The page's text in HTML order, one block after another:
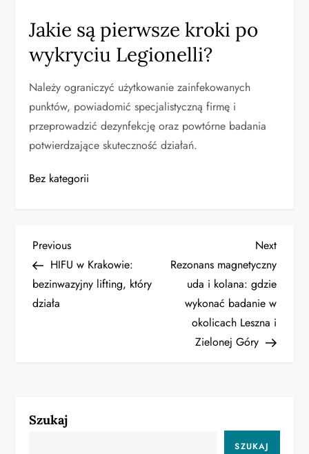
Jakie są pierwsze kroki po
wykryciu Legionelli?
Należy ograniczyć użytkowanie zainfekowanych
punktów, powiadomić specjalistyczną firmę i
przeprowadzić dezynfekcję oraz powtórne badania
potwierdzające skuteczność działań.
Bez kategorii
N
a
w
c
Previous
Post
Previous
HIFU w Krakowie:
bezinwazyjny lifting, który
działa
Next
Post
Next
Rezonans magnetyczny
uda i kolana: gdzie
wykonać badanie w
okolicach Leszna i
Zielonej Góry
Szukaj
SZUKAJ